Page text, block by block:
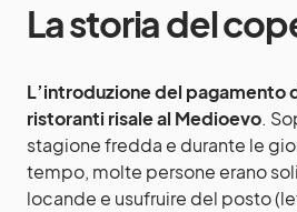
La storia del
L’introduzione del pagamento
ristoranti risale al Medioevo.
stagione fredda e durante le
tempo, molte persone erano
locande e usufruire del posto